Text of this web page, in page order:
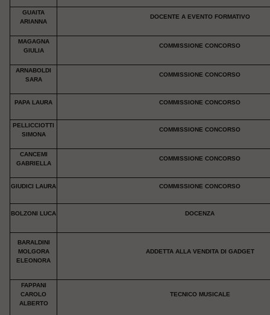
GUAITA
ARIANNA
DOCENTE A EVENTO FORMATIVO
MAGAGNA
GIULIA
COMMISSIONE CONCORSO
ARNABOLDI
SARA
COMMISSIONE CONCORSO
PAPA LAURA COMMISSIONE CONCORSO
PELLICCIOTTI
SIMONA
COMMISSIONE CONCORSO
CANCEMI
GABRIELLA
COMMISSIONE CONCORSO
GIUDICI LAURA COMMISSIONE CONCORSO
BOLZONI LUCA DOCENZA
BARALDINI
MOLGORA
ELEONORA
ADDETTA ALLA VENDITA DI GADGET
FAPPANI
CAROLO
ALBERTO
TECNICO MUSICALE